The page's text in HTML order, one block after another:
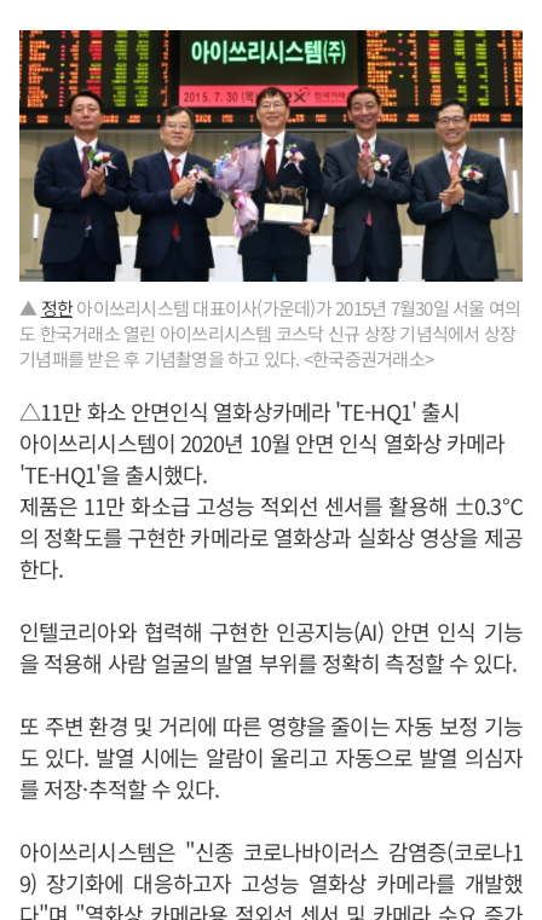
▲ 정한아이쓰리시스템 대표이사(가운데)가 2015년 7월30일 서울 여의
도 한국거래소 열린 아이쓰리시스템 코스닥 신규 상장 기념식에서 상장
기념패를 받은 후 기념촬영을 하고 있다. <한국증권거래소>
△11만 화소 안면인식 열화상카메라 'TE-HQ1' 출시
아이쓰리시스템이 2020년 10월 안면 인식 열화상 카메라
'TE-HQ1'을 출시했다.
제품은 11만 화소급 고성능 적외선 센서를 활용해 ±0.3℃
의 정확도를 구현한 카메라로 열화상과 실화상 영상을 제공
한다.
인텔코리아와 협력해 구현한 인공지능(AI) 안면 인식 기능
을 적용해 사람 얼굴의 발열 부위를 정확히 측정할 수 있다.
또 주변 환경 및 거리에 따른 영향을 줄이는 자동 보정 기능
도 있다. 발열 시에는 알람이 울리고 자동으로 발열 의심자
를 저장·추적할 수 있다.
아이쓰리시스템은 "신종 코로나바이러스 감염증(코로나1
9) 장기화에 대응하고자 고성능 열화상 카메라를 개발했
다"며 "열화상 카메라용 적외선 센서 및 카메라 수요 증가